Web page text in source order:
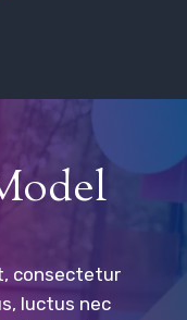
consectetur
luctus nec